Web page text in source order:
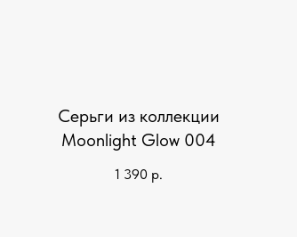
Серьги из коллекции
Moonlight Glow 004
1 390 р.